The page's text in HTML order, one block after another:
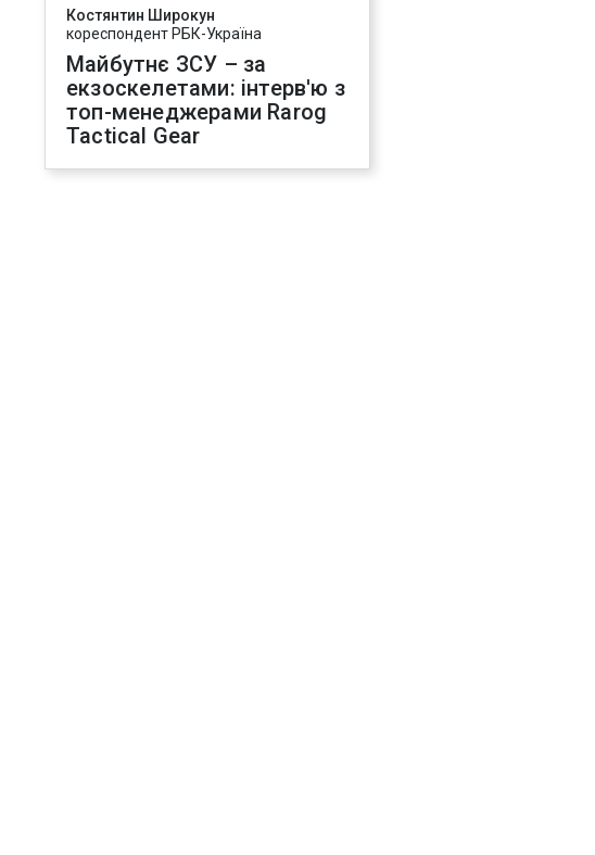
Костянтин Широкун
кореспондент РБК-Україна
Майбутнє ЗСУ – за
екзоскелетами: інтерв'ю з
топ-менеджерами Rarog
Tactical Gear